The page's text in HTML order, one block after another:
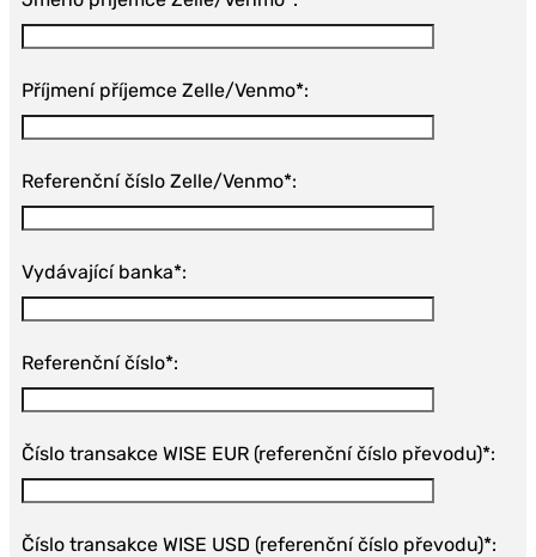
Příjmení příjemce Zelle/Venmo*:
Referenční číslo Zelle/Venmo*:
Vydávající banka*:
Referenční číslo*:
Číslo transakce WISE EUR (referenční číslo převodu)*:
Číslo transakce WISE USD (referenční číslo převodu)*: